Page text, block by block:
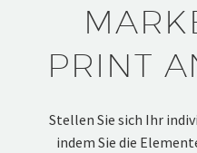
PRINT
Stellen Sie sich Ihr
indem Sie die